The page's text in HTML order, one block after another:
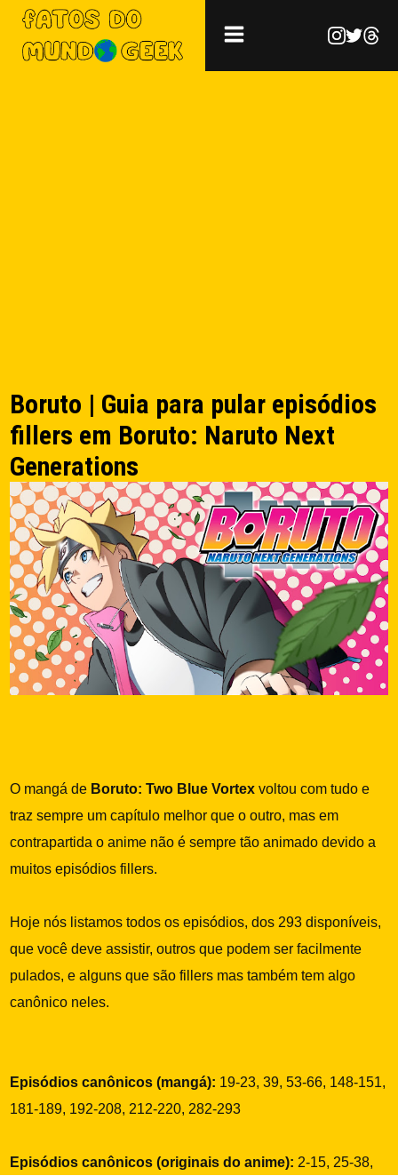
Boruto | Guia para pular episódios
fillers em Boruto: Naruto Next
Generations
O mangá de Boruto: Two Blue Vortex voltou com tudo e
traz sempre um capítulo melhor que o outro, mas em
contrapartida o anime não é sempre tão animado devido a
muitos episódios fillers.
Hoje nós listamos todos os episódios, dos 293 disponíveis,
que você deve assistir, outros que podem ser facilmente
pulados, e alguns que são fillers mas também tem algo
canônico neles.
Episódios canônicos (mangá): 19-23, 39, 53-66, 148-151,
181-189, 192-208, 212-220, 282-293
Episódios canônicos (originais do anime): 2-15, 25-38,